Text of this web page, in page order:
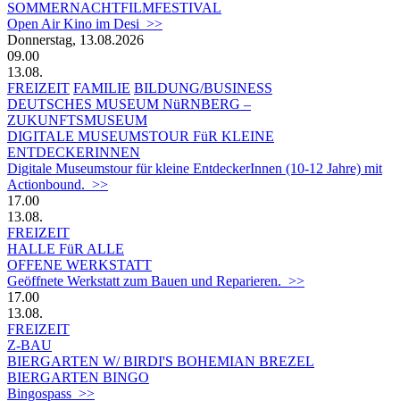
SOMMERNACHTFILMFESTIVAL
Open Air Kino im Desi >>
Donnerstag, 13.08.2026
09.00
13.08.
FREIZEIT FAMILIE BILDUNG/BUSINESS
DEUTSCHES MUSEUM NüRNBERG –
ZUKUNFTSMUSEUM
DIGITALE MUSEUMSTOUR FüR KLEINE
ENTDECKERINNEN
Digitale Museumstour für kleine EntdeckerInnen (10-12 Jahre) mit
Actionbound. >>
17.00
13.08.
FREIZEIT
HALLE FüR ALLE
OFFENE WERKSTATT
Geöffnete Werkstatt zum Bauen und Reparieren. >>
17.00
13.08.
FREIZEIT
Z-BAU
BIERGARTEN W/ BIRDI'S BOHEMIAN BREZEL
BIERGARTEN BINGO
Bingospass >>